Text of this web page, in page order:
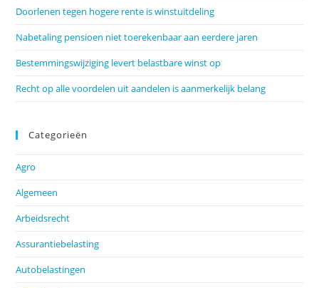
Doorlenen tegen hogere rente is winstuitdeling
Nabetaling pensioen niet toerekenbaar aan eerdere jaren
Bestemmingswijziging levert belastbare winst op
Recht op alle voordelen uit aandelen is aanmerkelijk belang
Categorieën
Agro
Algemeen
Arbeidsrecht
Assurantiebelasting
Autobelastingen